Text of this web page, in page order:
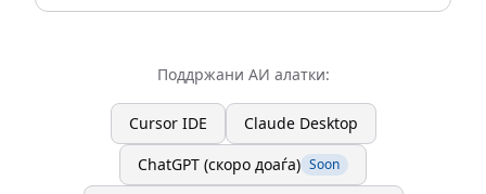
Поддржани АИ алатки:
Cursor IDE
Claude Desktop
ChatGPT (скоро доаѓа) Soon